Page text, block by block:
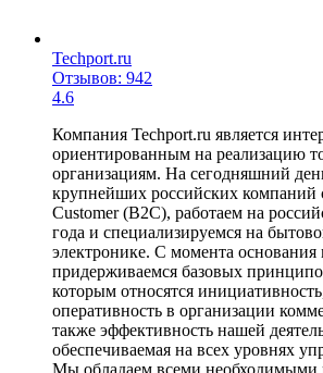
Techport.ru
Отзывов: 942
4.6
Компания Techport.ru является
ориентированным на реализацию
организациям. На сегодняшний
крупнейших российских компаний
Customer (B2C), работаем на
года и специализируемся на
электронике. С момента
придерживаемся базовых
которым относятся
оперативность в организации
также эффективность нашей
обеспечиваемая на всех уровнях
Мы обладаем всеми необходимыми